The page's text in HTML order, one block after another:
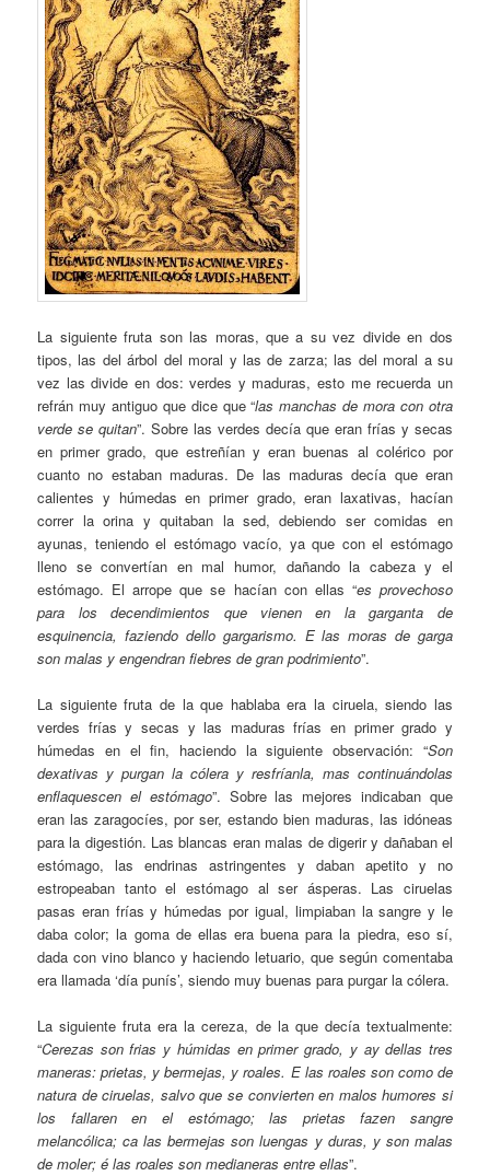
La siguiente fruta son las moras, que a su vez divide en dos
tipos, las del árbol del moral y las de zarza; las del moral a su
vez las divide en dos: verdes y maduras, esto me recuerda un
refrán muy antiguo que dice que “las manchas de mora con otra
verde se quitan”. Sobre las verdes decía que eran frías y secas
en primer grado, que estreñían y eran buenas al colérico por
cuanto no estaban maduras. De las maduras decía que eran
calientes y húmedas en primer grado, eran laxativas, hacían
correr la orina y quitaban la sed, debiendo ser comidas en
ayunas, teniendo el estómago vacío, ya que con el estómago
lleno se convertían en mal humor, dañando la cabeza y el
estómago. El arrope que se hacían con ellas “es provechoso
para los decendimientos que vienen en la garganta de
esquinencia, faziendo dello gargarismo. E las moras de garga
son malas y engendran fiebres de gran podrimiento”.
La siguiente fruta de la que hablaba era la ciruela, siendo las
verdes frías y secas y las maduras frías en primer grado y
húmedas en el fin, haciendo la siguiente observación: “Son
dexativas y purgan la cólera y resfríanla, mas continuándolas
enflaquescen el estómago”. Sobre las mejores indicaban que
eran las zaragocíes, por ser, estando bien maduras, las idóneas
para la digestión. Las blancas eran malas de digerir y dañaban el
estómago, las endrinas astringentes y daban apetito y no
estropeaban tanto el estómago al ser ásperas. Las ciruelas
pasas eran frías y húmedas por igual, limpiaban la sangre y le
daba color; la goma de ellas era buena para la piedra, eso sí,
dada con vino blanco y haciendo letuario, que según comentaba
era llamada ‘día punís’, siendo muy buenas para purgar la cólera.
La siguiente fruta era la cereza, de la que decía textualmente:
“Cerezas son frias y húmidas en primer grado, y ay dellas tres
maneras: prietas, y bermejas, y roales. E las roales son como de
natura de ciruelas, salvo que se convierten en malos humores si
los fallaren en el estómago; las prietas fazen sangre
melancólica; ca las bermejas son luengas y duras, y son malas
de moler; é las roales son medianeras entre ellas”.